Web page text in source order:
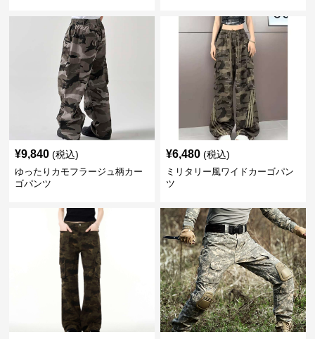
¥9,840 (税込)
ゆったりカモフラージュ柄カー
ゴパンツ
¥6,480 (税込)
ミリタリー風ワイドカーゴパン
ツ